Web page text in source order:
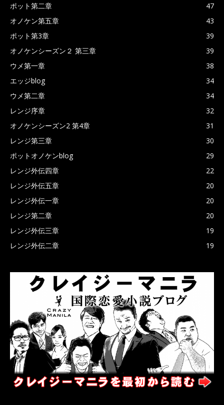
ポット第二章
47
オノケン第五章
43
ポット第3章
39
オノケンシーズン２ 第三章
39
ウメ第一章
38
エッジblog
34
ウメ第二章
34
レンジ序章
32
オノケンシーズン2 第4章
31
レンジ第三章
30
ポットオノケンblog
29
レンジ外伝四章
22
レンジ外伝五章
20
レンジ外伝一章
20
レンジ第二章
20
レンジ外伝三章
19
レンジ外伝二章
19